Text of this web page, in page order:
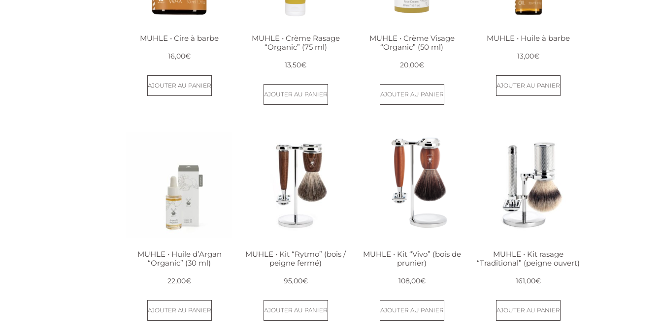
MUHLE • Cire à barbe
16,00€
AJOUTER AU PANIER
MUHLE • Crème Rasage
“Organic” (75 ml)
13,50€
AJOUTER AU PANIER
MUHLE • Crème Visage
“Organic” (50 ml)
20,00€
AJOUTER AU PANIER
MUHLE • Huile à barbe
13,00€
AJOUTER AU PANIER
MUHLE • Huile d’Argan
“Organic” (30 ml)
22,00€
AJOUTER AU PANIER
MUHLE • Kit “Rytmo” (bois /
peigne fermé)
95,00€
AJOUTER AU PANIER
MUHLE • Kit “Vivo” (bois de
prunier)
108,00€
AJOUTER AU PANIER
MUHLE • Kit rasage
“Traditional” (peigne ouvert)
161,00€
AJOUTER AU PANIER